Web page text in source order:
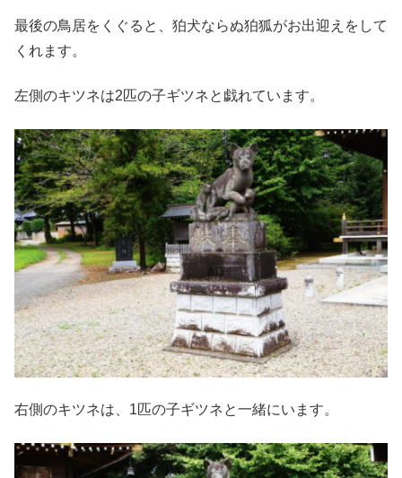
最後の鳥居をくぐると、狛犬ならぬ狛狐がお出迎えをして
くれます。
左側のキツネは2匹の子ギツネと戯れています。
右側のキツネは、1匹の子ギツネと一緒にいます。